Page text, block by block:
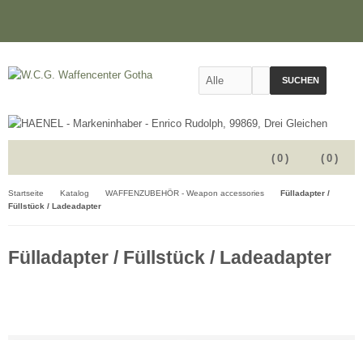
SUCHEN
( 0 )
( 0 )
Startseite Katalog WAFFENZUBEHÖR - Weapon accessories
Fülladapter /
Füllstück / Ladeadapter
Fülladapter / Füllstück / Ladeadapter